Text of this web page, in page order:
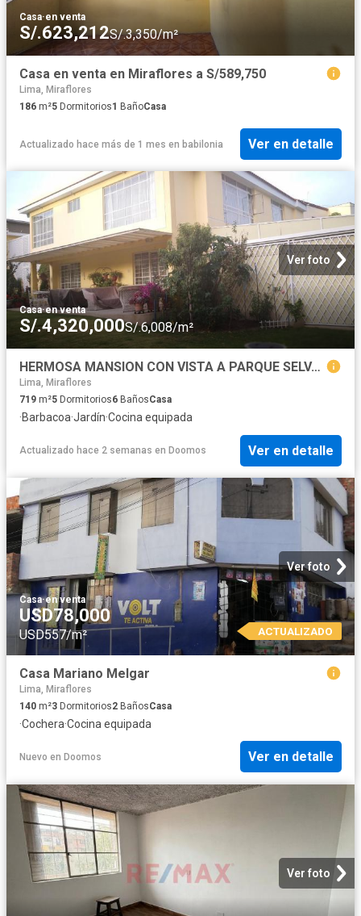
Casa·en venta
S/.623,212S/.3,350/m²
Casa en venta en Miraflores a S/589,750
Lima, Miraflores
186 m²5 Dormitorios1 BañoCasa
Actualizado hace más de 1 mes en babilonia Ver en detalle
Ver foto
Casa·en venta
S/.4,320,000S/.6,008/m²
HERMOSA MANSION CON VISTA A PARQUE SELVA ALEGRE
Lima, Miraflores
719 m²5 Dormitorios6 BañosCasa
·Barbacoa·Jardín·Cocina equipada
Actualizado hace 2 semanas en Doomos Ver en detalle
Ver foto
Casa·en venta
USD78,000
USD557/m² ACTUALIZADO
Casa Mariano Melgar
Lima, Miraflores
140 m²3 Dormitorios2 BañosCasa
·Cochera·Cocina equipada
Nuevo en Doomos Ver en detalle
Ver foto